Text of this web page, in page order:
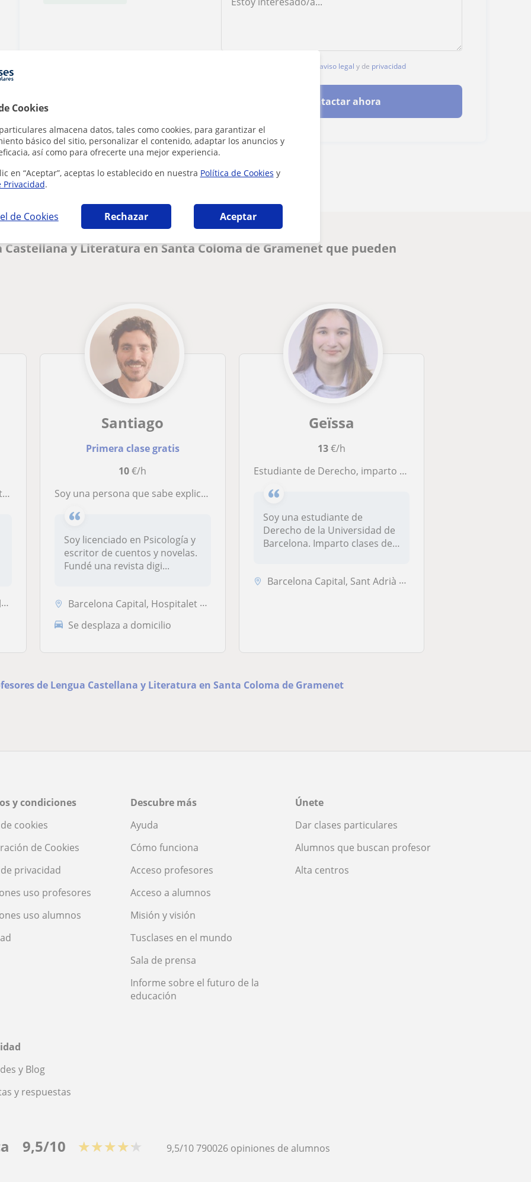
Cookies
almacena datos, tales como cookies, para garantizar el
básico del sitio, personalizar el contenido, adaptar los anuncios y
así como para ofrecerte una mejor experiencia.
en “Aceptar”, aceptas lo establecido en nuestra Política de Cookies y
Privacidad.
de Cookies Rechazar Aceptar
aviso legal y de privacidad
Contactar ahora
Castellana y Literatura en Santa Coloma de Gramenet que pueden
Santiago
Primera clase gratis
10€/h
Soy una persona que sabe explicar de manera didáctica y creativa
Soy licenciado en Psicología y
escritor de cuentos y novelas.
Fundé una revista digi...
Barcelona Capital, Hospitalet de Llobregat, Sant Adrià de Besòs, Santa...
Se desplaza a domicilio
Geïssa
13€/h
Estudiante de Derecho, imparto clases de todas la materias de la ESO y las del Bachillerato Social-Humanístico
Soy una estudiante de
Derecho de la Universidad de
Barcelona. Imparto clases de
Barcelona Capital, Sant Adrià de Besòs, Santa Coloma de Gramenet
de Lengua Castellana y Literatura en Santa Coloma de Gramenet
y condiciones
cookies
de Cookies
privacidad
uso profesores
uso alumnos
Descubre más
Ayuda
Cómo funciona
Acceso profesores
Acceso a alumnos
Misión y visión
Tusclases en el mundo
Sala de prensa
Informe sobre el futuro de la
educación
Únete
Dar clases particulares
Alumnos que buscan profesor
Alta centros
y Blog
y respuestas
9,5/10 ★★★★★ 9,5/10790026 opiniones de alumnos